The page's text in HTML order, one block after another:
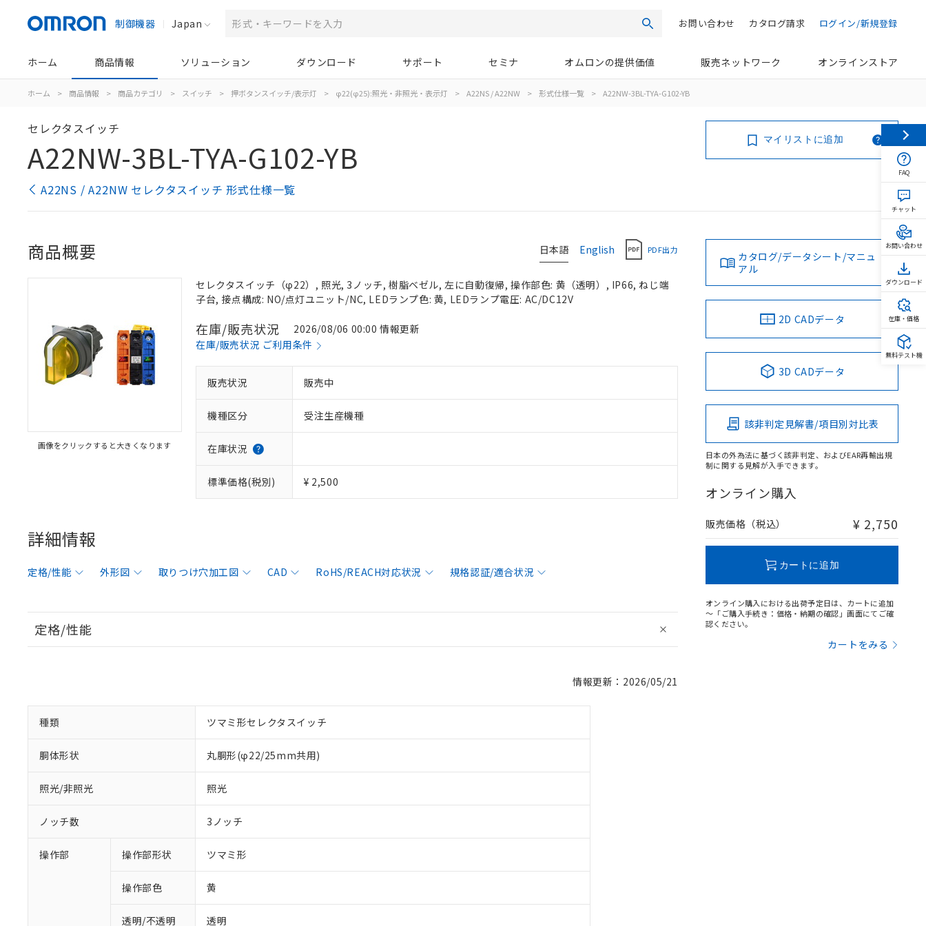
制御機器 Japan 検索 ログイン/新規登録
カタログ請求
お問い合わせ
ホーム 商品情報 ソリューション ダウンロード サポート セミナ オムロンの提供価値 販売ネットワーク オンラインストア
ホーム > 商品情報 > 商品カテゴリ > スイッチ > 押ボタンスイッチ/表示灯 > φ22(φ25):照光・非照光・表示灯 > A22NS / A22NW > 形式仕様一覧 > A22NW-3BL-TYA-G102-YB
セレクタスイッチ
A22NW-3BL-TYA-G102-YB
A22NS / A22NW セレクタスイッチ 形式仕様一覧
マイリストに追加
日本語 English PDF出力
商品概要
画像をクリックすると大きくなります
セレクタスイッチ（φ22）, 照光, 3ノッチ, 樹脂ベゼル, 左に自動復帰, 操作部色: 黄（透明）, IP66, ねじ端
子台, 接点構成: NO/点灯ユニット/NC, LEDランプ色: 黄, LEDランプ電圧: AC/DC12V
在庫/販売状況
2026/08/06 00:00 情報更新
在庫/販売状況 ご利用条件
販売状況 販売中
機種区分 受注生産機種
在庫状況
標準価格(税別) ¥ 2,500
詳細情報
定格/性能 外形図 取りつけ穴加工図 CAD RoHS/REACH対応状況 規格認証/適合状況
定格/性能
情報更新：2026/05/21
種類 ツマミ形セレクタスイッチ
胴体形状 丸胴形(φ22/25mm共用)
照光/非照光 照光
ノッチ数 3ノッチ
操作部 操作部形状 ツマミ形
操作部色 黄
透明/不透明 透明
カタログ/データシート/マニュ
アル
2D CADデータ
3D CADデータ
該非判定見解書/項目別対比表
日本の外為法に基づく該非判定、およびEAR再輸出規
制に関する見解が入手できます。
オンライン購入
販売価格（税込） ¥ 2,750
カートに追加
オンライン購入における出荷予定日は、カートに追加
～「ご購入手続き：価格・納期の確認」画面にてご確
認ください。
カートをみる
FAQ
チャット
お問い合わせ
ダウンロード
在庫・価格
無料テスト機